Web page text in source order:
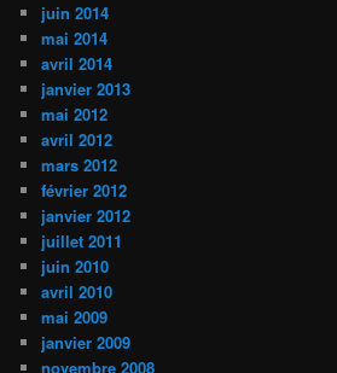
juin 2014
mai 2014
avril 2014
janvier 2013
mai 2012
avril 2012
mars 2012
février 2012
janvier 2012
juillet 2011
juin 2010
avril 2010
mai 2009
janvier 2009
novembre 2008